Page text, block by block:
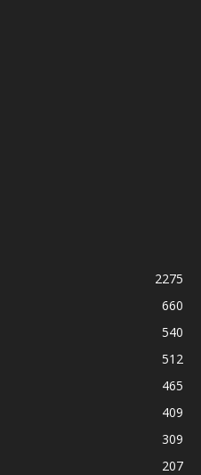
2275
660
540
512
465
409
309
207